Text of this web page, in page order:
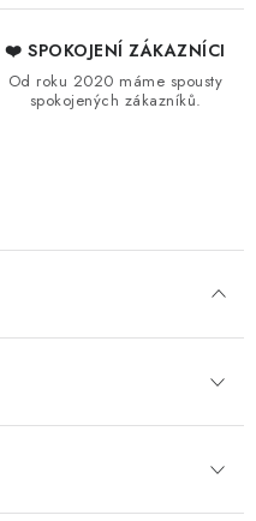
❤️ SPOKOJENÍ ZÁKAZNÍCI
Od roku 2020 máme spousty
spokojených zákazníků.